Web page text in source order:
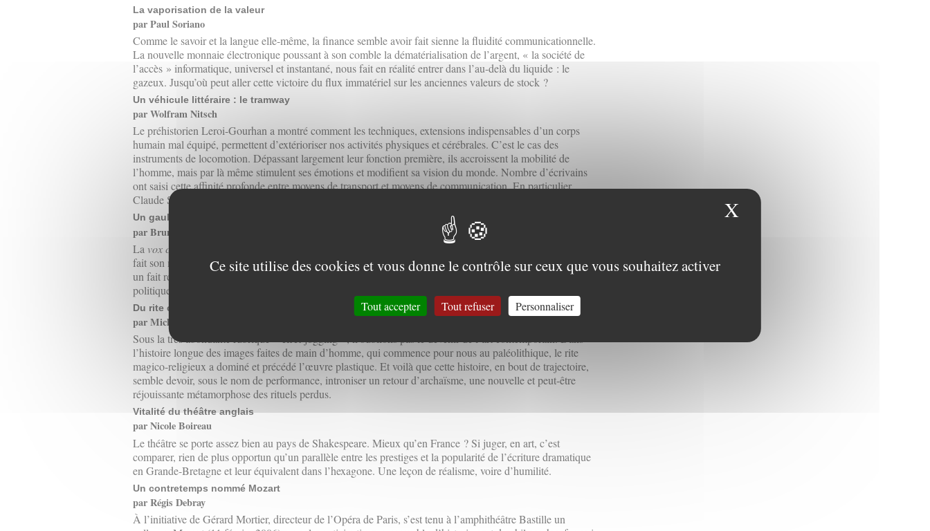
La vaporisation de la valeur
par Paul Soriano
Comme le savoir et la langue elle-même, la finance semble avoir fait sienne la fluidité communicationnelle.
La nouvelle monnaie électronique poussant à son comble la dématérialisation de l’argent, « la société de
l’accès » informatique, universel et instantané, nous fait en réalité entrer dans l’au-delà du liquide : le
gazeux. Jusqu’où peut aller cette victoire du flux immatériel sur les anciennes valeurs de stock ?
Un véhicule littéraire : le tramway
par Wolfram Nitsch
Le préhistorien Leroi-Gourhan a montré comment les techniques, extensions indispensables d’un corps
humain mal équipé, permettent d’extérioriser nos activités physiques et cérébrales. C’est le cas des
instruments de locomotion. Dépassant largement leur fonction première, ils accroissent la mobilité de
l’homme, mais par là même stimulent ses émotions et modifient sa vision du monde. Nombre d’écrivains
ont saisi cette affinité profonde entre moyens de transport et moyens de communication. En particulier
Claude Simon qui, au-delà des tracteurs et des trains qu’il affectionnait, a consacré un roman au tramway.
Un gaullisme intransmissible
par Bruno Lavillatte
La vox clamans in deserto
passionne l’acousticien des idées. L’étude des faits de transmission a toujours
fait son miel des expériences d’échec : religions avortées, théories sans clients, paroles sans reprises. C’est
un fait regrettable mais évident que le « gaullisme de gauche » est à compter parmi les propositions
politiques sans postérité notoire. Pourquoi ce mouvement d’idées n’a-t-il finalement pas pu prendre corps ?
Du rite comme œuvre : l’art contemporain
par Michèle Fellous
Sous la très abondante rubrique « effet-jogging », n’oublions pas le devenir de l’art contemporain. Dans
l’histoire longue des images faites de main d’homme, qui commence pour nous au paléolithique, le rite
magico-religieux a dominé et précédé l’œuvre plastique. Et voilà que cette histoire, en bout de trajectoire,
semble devoir, sous le nom de performance, introniser un retour d’archaïsme, une nouvelle et peut-être
réjouissante métamorphose des rituels perdus.
Vitalité du théâtre anglais
par Nicole Boireau
Le théâtre se porte assez bien au pays de Shakespeare. Mieux qu’en France ? Si juger, en art, c’est
comparer, rien de plus opportun qu’un parallèle entre les prestiges et la popularité de l’écriture dramatique
en Grande-Bretagne et leur équivalent dans l’hexagone. Une leçon de réalisme, voire d’humilité.
Un contretemps nommé Mozart
par Régis Debray
À l’initiative de Gérard Mortier, directeur de l’Opéra de Paris, s’est tenu à l’amphithéâtre Bastille un
Ce site utilise des cookies et vous donne le contrôle sur ceux que vous souhaitez activer
Tout accepter Tout refuser Personnaliser
X Masquer le bandeau